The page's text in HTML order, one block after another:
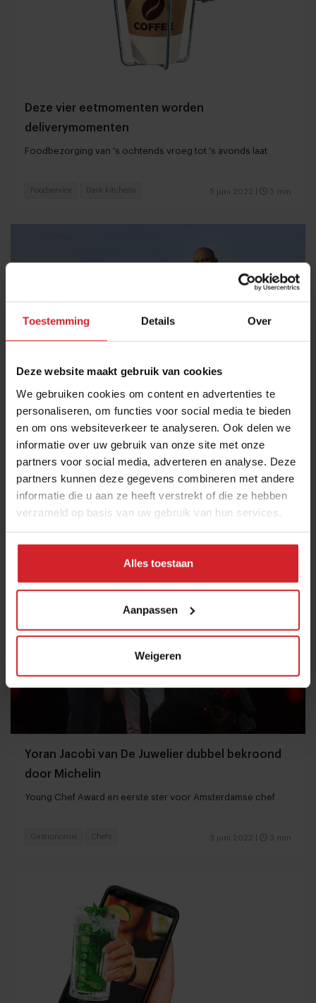
Toestemming Details Over
Deze website maakt gebruik van cookies
We gebruiken cookies om content en advertenties te
personaliseren, om functies voor social media te bieden
en om ons websiteverkeer te analyseren. Ook delen we
informatie over uw gebruik van onze site met onze
partners voor social media, adverteren en analyse. Deze
partners kunnen deze gegevens combineren met andere
informatie die u aan ze heeft verstrekt of die ze hebben
verzameld op basis van uw gebruik van hun services.
Alles toestaan
Aanpassen
Weigeren
Deze vier eetmomenten worden
deliverymomenten
Foodbezorging van 's ochtends vroeg tot 's avonds laat
5 juni 2022 3 min
Foodservice Dark kitchens
Groenten uit eigen tuin bezorgen een ster aan
Restaurant De Kas
Jos Timmer en en Wim de Beer over hun nieuwe bekroning
4 juni 2022 | 3 min
Gastronomie Chefs
Yoran Jacobi van De Juwelier dubbel bekroond
door Michelin
Young Chef Award en eerste ster voor Amsterdamse chef
3 juni 2022 3 min
Gastronomie Chefs